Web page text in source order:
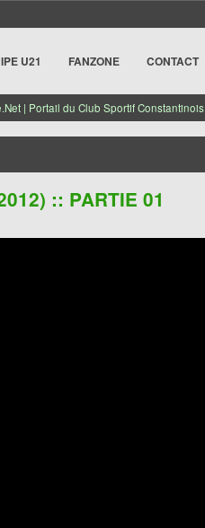
U21 FANZONE CONTACT
| Portail du Club Sportif Constantinois
:: PARTIE 01